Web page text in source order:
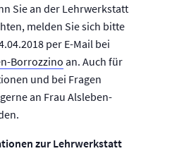
Sie an der Lehrwerkstatt
melden Sie sich bitte
per E-Mail bei
Borrozzino an. Auch für
und bei Fragen
an Frau Alsleben-
zur Lehrwerkstatt